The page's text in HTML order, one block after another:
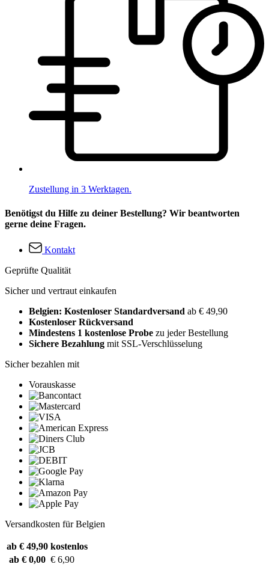
Zustellung in 3 Werktagen.
Benötigst du Hilfe zu deiner Bestellung? Wir beantworten
gerne deine Fragen.
Kontakt
Geprüfte Qualität
Sicher und vertraut einkaufen
Belgien: Kostenloser Standardversand ab € 49,90
Kostenloser Rückversand
Mindestens 1 kostenlose Probe zu jeder Bestellung
Sichere Bezahlung mit SSL-Verschlüsselung
Sicher bezahlen mit
Vorauskasse
Versandkosten für Belgien
ab € 49,90 kostenlos
ab € 0,00 € 6,90